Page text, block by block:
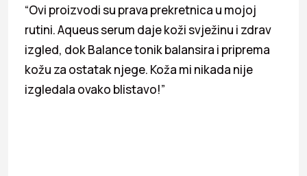
“Ovi proizvodi su prava prekretnica u mojoj
rutini. Aqueus serum daje koži svježinu i zdrav
izgled, dok Balance tonik balansira i priprema
kožu za ostatak njege. Koža mi nikada nije
izgledala ovako blistavo!”